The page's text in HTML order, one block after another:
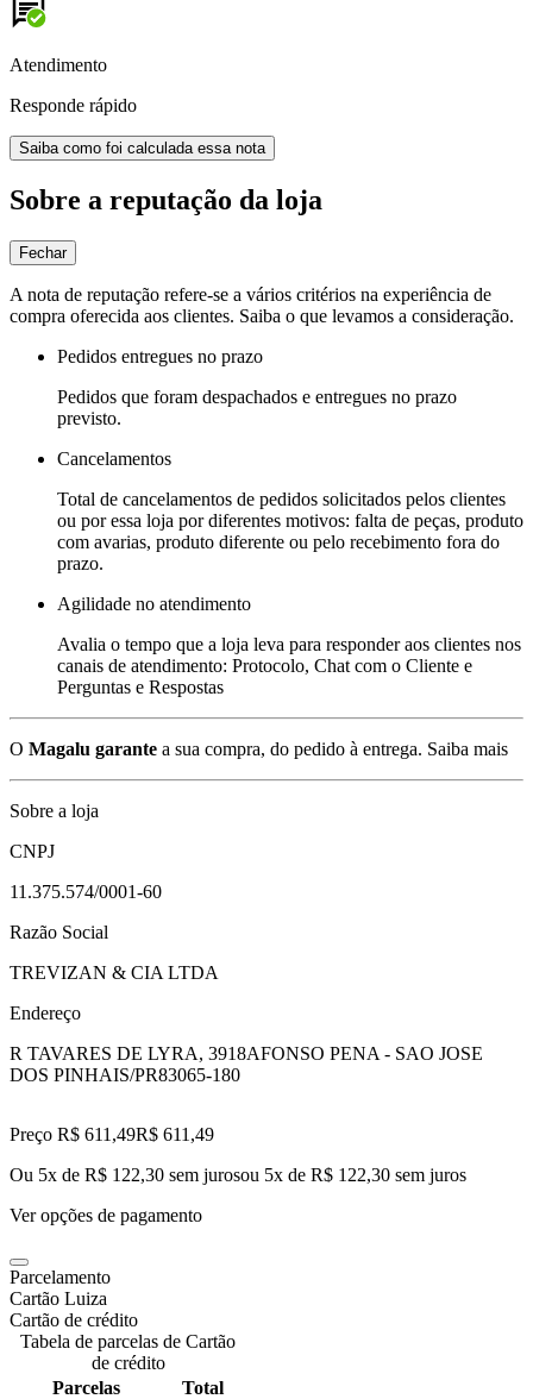
Atendimento
Responde rápido
Saiba como foi calculada essa nota
Sobre a reputação da loja
Fechar
A nota de reputação refere-se a vários critérios na experiência de
compra oferecida aos clientes. Saiba o que levamos a consideração.
Pedidos entregues no prazo
Pedidos que foram despachados e entregues no prazo
previsto.
Cancelamentos
Total de cancelamentos de pedidos solicitados pelos clientes
ou por essa loja por diferentes motivos: falta de peças, produto
com avarias, produto diferente ou pelo recebimento fora do
prazo.
Agilidade no atendimento
Avalia o tempo que a loja leva para responder aos clientes nos
canais de atendimento: Protocolo, Chat com o Cliente e
Perguntas e Respostas
O Magalu garante a sua compra, do pedido à entrega. Saiba mais
Sobre a loja
CNPJ
11.375.574/0001-60
Razão Social
TREVIZAN & CIA LTDA
Endereço
R TAVARES DE LYRA, 3918AFONSO PENA - SAO JOSE
DOS PINHAIS/PR83065-180
Preço R$ 611,49R$ 611 ,49
Ou 5x de R$ 122,30 sem jurosou 5x de R$ 122,30 sem juros
Ver opções de pagamento
Parcelamento
Cartão Luiza
Cartão de crédito
Tabela de parcelas de Cartão
de crédito
Parcelas
Total